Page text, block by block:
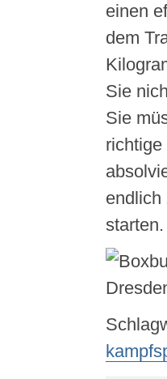
einen
dem
Sie
Sie
endlich
starten.